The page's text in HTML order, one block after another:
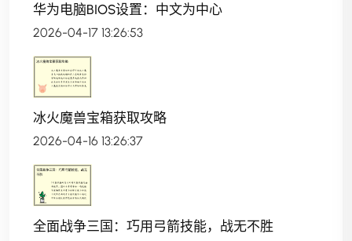
华为电脑BIOS设置：中文为中心
2026-04-17 13:26:53
冰火魔兽宝箱获取攻略
2026-04-16 13:26:37
全面战争三国：巧用弓箭技能，战无不胜